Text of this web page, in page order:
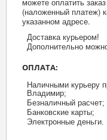
(наложенный платеж)
указанном адресе.
Доставка курьером!
Дополнительно
ОПЛАТА:
Наличными курьеру
Владимир;
Безналичный расчет;
Банковские карты;
Электронные деньги.